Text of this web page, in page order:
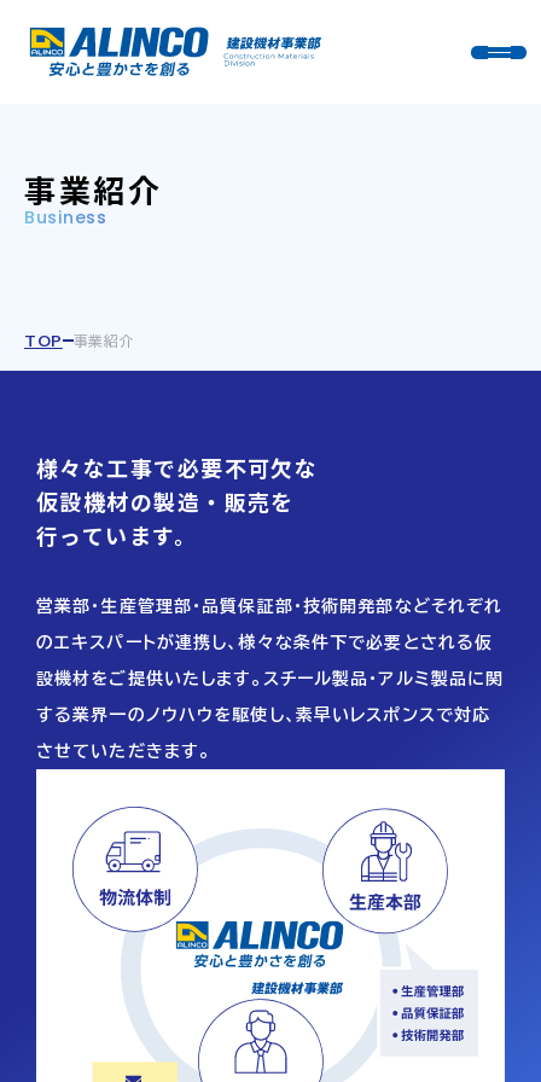
事業紹介
Business
TOP 事業紹介
様々な工事で必要不可欠な
仮設機材の製造・販売を
行っています。
営業部・生産管理部・品質保証部・技術開発部などそれぞれ
のエキスパートが連携し、様々な条件下で必要とされる仮
設機材をご提供いたします。スチール製品・アルミ製品に関
する業界一のノウハウを駆使し、素早いレスポンスで対応
させていただきます。